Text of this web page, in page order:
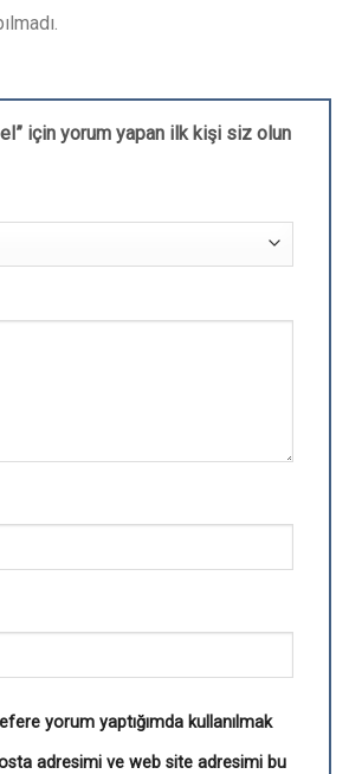
için yorum yapan ilk kişi siz olun
yorum yaptığımda kullanılmak
adresimi ve web site adresimi bu